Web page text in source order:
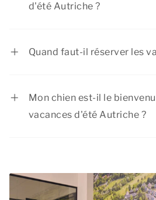
d'été Autriche ?
Quand faut-il réserver les
séjourner dans un
parfaitement à vos
Mon chien est-il le
vacances d'été Autriche ?
animaux de compagnie
plupart de nos